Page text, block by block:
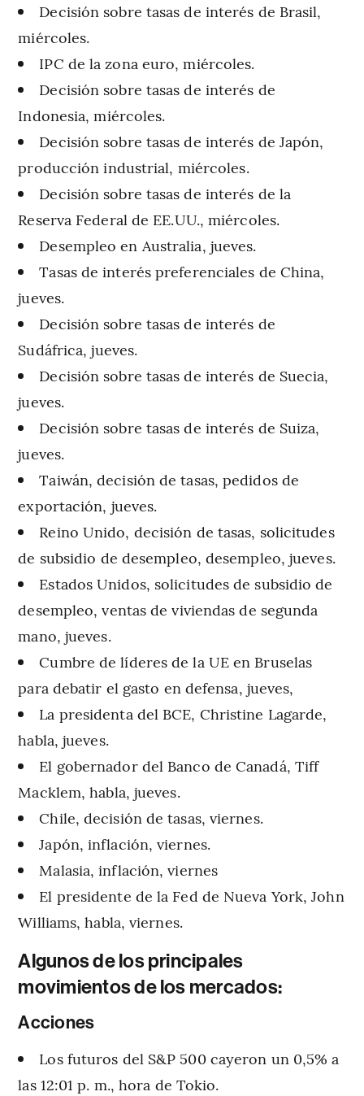
Decisión sobre tasas de interés de Brasil,
miércoles.
IPC de la zona euro, miércoles.
Decisión sobre tasas de interés de
Indonesia, miércoles.
Decisión sobre tasas de interés de Japón,
producción industrial, miércoles.
Decisión sobre tasas de interés de la
Reserva Federal de EE.UU., miércoles.
Desempleo en Australia, jueves.
Tasas de interés preferenciales de China,
jueves.
Decisión sobre tasas de interés de
Sudáfrica, jueves.
Decisión sobre tasas de interés de Suecia,
jueves.
Decisión sobre tasas de interés de Suiza,
jueves.
Taiwán, decisión de tasas, pedidos de
exportación, jueves.
Reino Unido, decisión de tasas, solicitudes
de subsidio de desempleo, desempleo, jueves.
Estados Unidos, solicitudes de subsidio de
desempleo, ventas de viviendas de segunda
mano, jueves.
Cumbre de líderes de la UE en Bruselas
para debatir el gasto en defensa, jueves,
La presidenta del BCE, Christine Lagarde,
habla, jueves.
El gobernador del Banco de Canadá, Tiff
Macklem, habla, jueves.
Chile, decisión de tasas, viernes.
Japón, inflación, viernes.
Malasia, inflación, viernes
El presidente de la Fed de Nueva York, John
Williams, habla, viernes.
Algunos de los principales
movimientos de los mercados:
Acciones
Los futuros del S&P 500 cayeron un 0,5% a
las 12:01 p. m., hora de Tokio.